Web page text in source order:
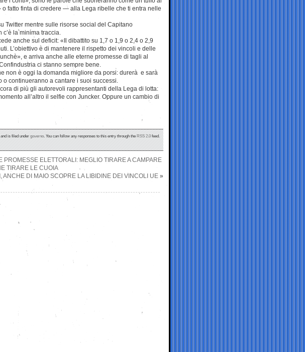
fatto finta di credere — alla Lega ribelle che ti entra nelle
Twitter mentre sulle risorse social del Capitano
c’è la minima traccia.
anche sul deficit: «Il dibattito su 1,7 o 1,9 o 2,4 o 2,9
L’obiettivo è di mantenere il rispetto dei vincoli e delle
e arriva anche alle eterne promesse di tagli al
ci stanno sempre bene.
non è oggi la domanda migliore da porsi: durerà e sarà
continueranno a cantare i suoi successi.
di più gli autorevoli rappresentanti della Lega di lotta:
all’altro il selfie con Juncker. Oppure un cambio di
and is filed undergoverno. You can follow any responses to this entry through theRSS 2.0feed.
PROMESSE ELETTORALI: MEGLIO TIRARE A CAMPARE
TIRARE LE CUOIA
ANCHE DI MAIO SCOPRE LA LIBIDINE DEI VINCOLI UE »